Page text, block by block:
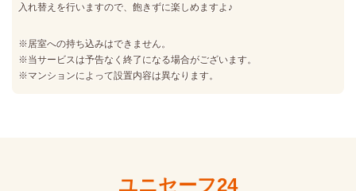
入れ替えを行いますので、飽きずに楽しめますよ♪
※居室への持ち込みはできません。
※当サービスは予告なく終了になる場合がございます。
※マンションによって設置内容は異なります。
ユニセーフ24